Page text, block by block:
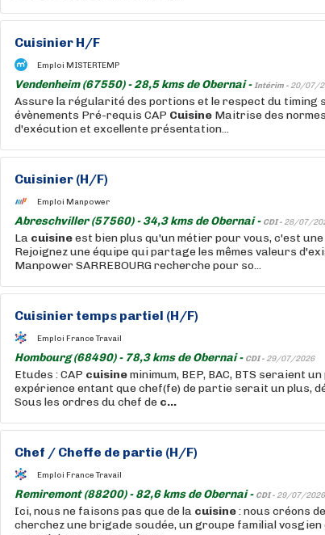
Cuisinier H/F
Emploi MISTERTEMP
Vendenheim (67550) - 28,5 kms de Obernai -Intérim - 20/07/
Assure la régularité des portions et le respect du timing
évènements Pré-requis CAP Cuisine Maitrise des
d'exécution et excellente présentation...
Cuisinier (H/F)
Emploi Manpower
Abreschviller (57560) - 34,3 kms de Obernai - CDI - 28/07/
La cuisineest bien plus qu'un métier pour vous, c'est
Rejoignez une équipe qui partage les mêmes valeurs
Manpower SARREBOURG recherche pour so...
Cuisinier temps partiel (H/F)
Emploi France Travail
Hombourg (68490) - 78,3 kms de Obernai - CDI - 29/07/2026
Etudes : CAP cuisineminimum, BEP, BAC, BTS seraient
expérience entant que chef(fe) de partie serait un plus,
Sous les ordres du chef de c...
Chef / Cheffe de partie (H/F)
Emploi France Travail
Remiremont (88200) - 82,6 kms de Obernai - CDI - 29/07/2026
Ici, nous ne faisons pas que de la cuisine: nous créons
cherchez une brigade soudée, un groupe familial